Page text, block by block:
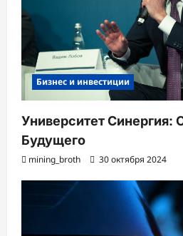
Бизнес и инвестиции
Университет Синергия:
Будущего
mining_broth 30 октября 2024